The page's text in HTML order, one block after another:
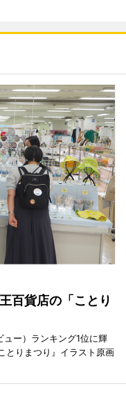
百貨店の「ことり
ー）ランキング1位に輝
とりまつり』イラスト原画